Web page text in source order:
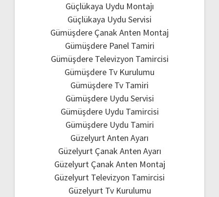
Güçlükaya Uydu Montajı
Güçlükaya Uydu Servisi
Gümüşdere Çanak Anten Montaj
Gümüşdere Panel Tamiri
Gümüşdere Televizyon Tamircisi
Gümüşdere Tv Kurulumu
Gümüşdere Tv Tamiri
Gümüşdere Uydu Servisi
Gümüşdere Uydu Tamircisi
Gümüşdere Uydu Tamiri
Güzelyurt Anten Ayarı
Güzelyurt Çanak Anten Ayarı
Güzelyurt Çanak Anten Montaj
Güzelyurt Televizyon Tamircisi
Güzelyurt Tv Kurulumu